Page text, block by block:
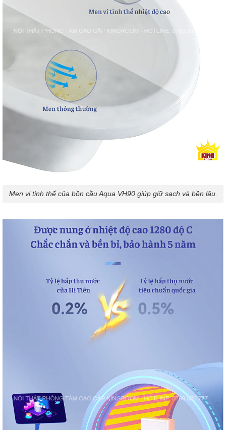
Men vi tinh thể của bồn cầu Aqua VH90 giúp giữ sạch và bền lâu.